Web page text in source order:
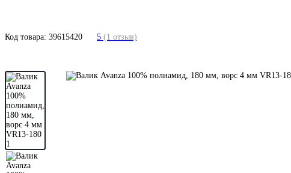
Код товара: 39615420 5 (1 отзыв)